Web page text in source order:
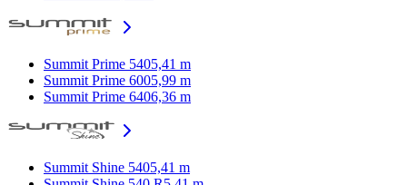
Summit Prime 5405,41 m
Summit Prime 6005,99 m
Summit Prime 6406,36 m
Summit Shine 5405,41 m